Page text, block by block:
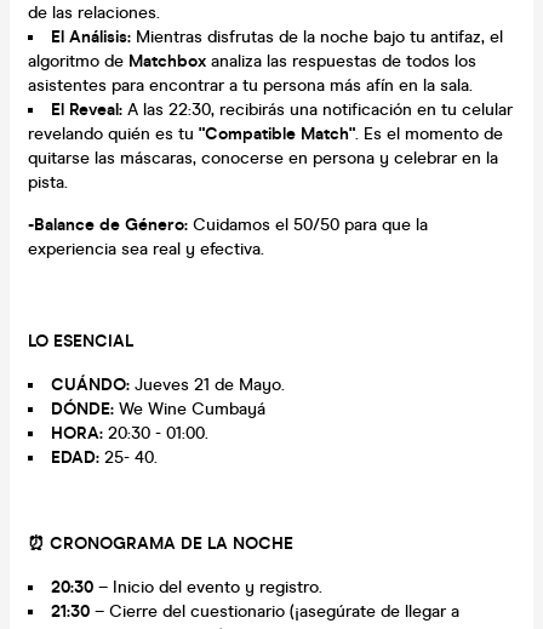
de las relaciones.
El Análisis: Mientras disfrutas de la noche bajo tu antifaz, el
algoritmo de Matchbox analiza las respuestas de todos los
asistentes para encontrar a tu persona más afín en la sala.
El Reveal: A las 22:30, recibirás una notificación en tu celular
revelando quién es tu "Compatible Match". Es el momento de
quitarse las máscaras, conocerse en persona y celebrar en la
pista.
-Balance de Género: Cuidamos el 50/50 para que la
experiencia sea real y efectiva.
LO ESENCIAL
CUÁNDO: Jueves 21 de Mayo.
DÓNDE: We Wine Cumbayá
HORA: 20:30 - 01:00.
EDAD: 25- 40.
⏰ CRONOGRAMA DE LA NOCHE
20:30 – Inicio del evento y registro.
21:30 – Cierre del cuestionario (¡asegúrate de llegar a